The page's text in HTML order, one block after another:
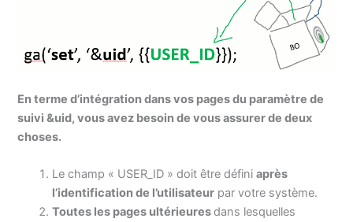
En terme d’intégration dans vos pages du paramètre de
suivi &uid, vous avez besoin de vous assurer de deux
choses.
Le champ « USER_ID » doit être définiaprès
l’identification de l’utilisateur par votre système.
Toutes les pages ultérieuresdans lesquelles